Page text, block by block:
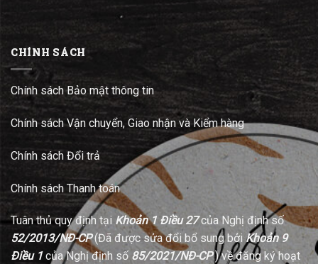
CHÍNH SÁCH
Chính sách Bảo mật thông tin
Chính sách Vận chuyển, Giao nhận và Kiểm hàng
Chính sách Đổi trả
Chính sách Thanh toán
Tuân thủ quy định tại Khoản 1 Điều 27của Nghị định số
52/2013/NĐ-CP(Đã được sửa đổi bổ sung bởi Khoản 9
Điều 1của Nghị định số 85/2021/NĐ-CP) về đăng ký hoạt